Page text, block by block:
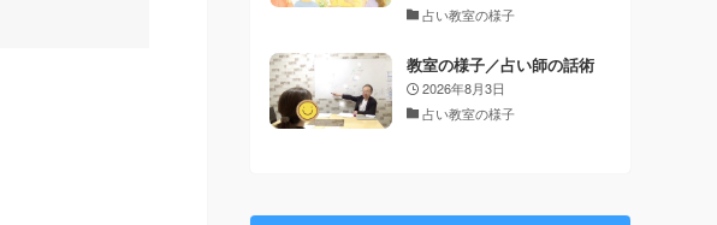
占い教室の様子
教室の様子／占い師の話術
2026年8月3日
占い教室の様子